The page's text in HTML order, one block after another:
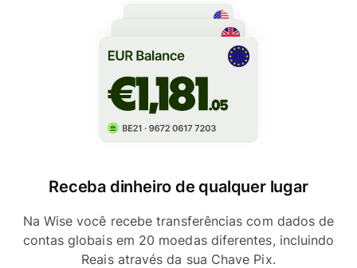
Receba dinheiro de qualquer lugar
Na Wise você recebe transferências com dados de
contas globais em 20 moedas diferentes, incluindo
Reais através da sua Chave Pix.